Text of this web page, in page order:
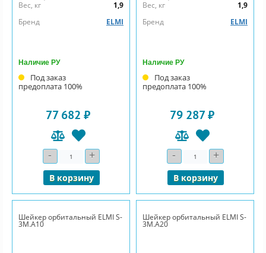
Вес, кг
1,9
Бренд
ELMI
Наличие РУ
Под заказ
предоплата 100%
77 682 ₽
- Количество+
В корзину
Вес, кг
1,9
Бренд
ELMI
Наличие РУ
Под заказ
предоплата 100%
79 287 ₽
- Количество+
В корзину
Шейкер орбитальный ELMI S-
3M.A10
Шейкер орбитальный ELMI S-
3M.A20